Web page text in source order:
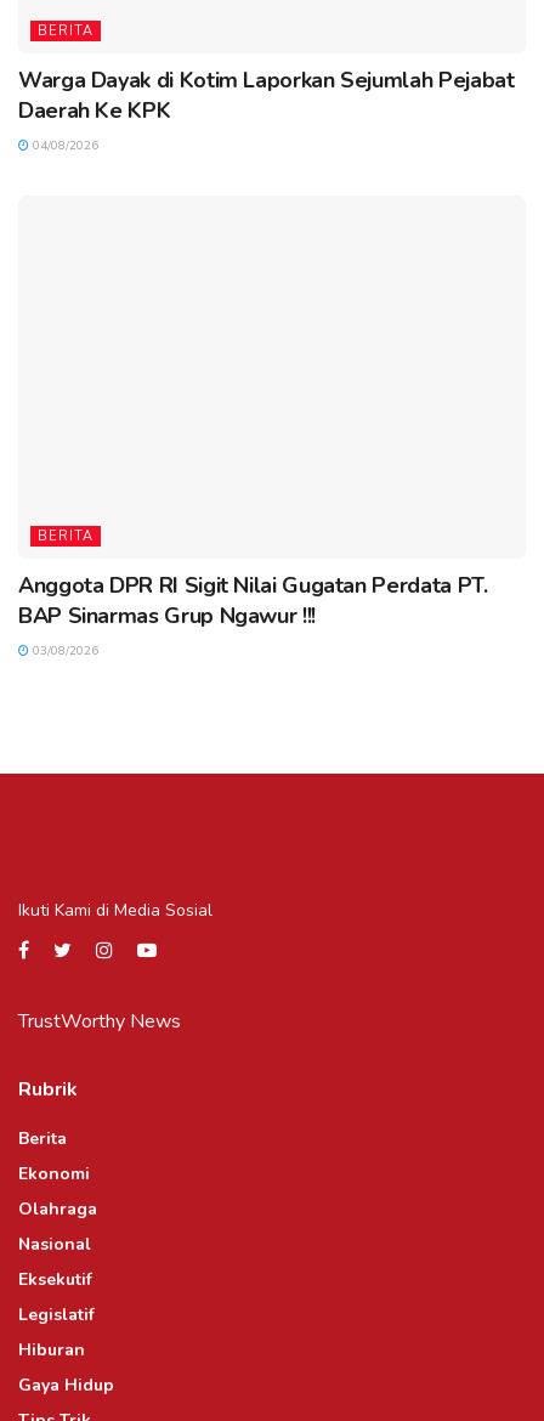
BERITA
Warga Dayak di Kotim Laporkan Sejumlah Pejabat
Daerah Ke KPK
04/08/2026
BERITA
Anggota DPR RI Sigit Nilai Gugatan Perdata PT.
BAP Sinarmas Grup Ngawur !!!
03/08/2026
Ikuti Kami di Media Sosial
TrustWorthy News
Rubrik
Berita
Ekonomi
Olahraga
Nasional
Eksekutif
Legislatif
Hiburan
Gaya Hidup